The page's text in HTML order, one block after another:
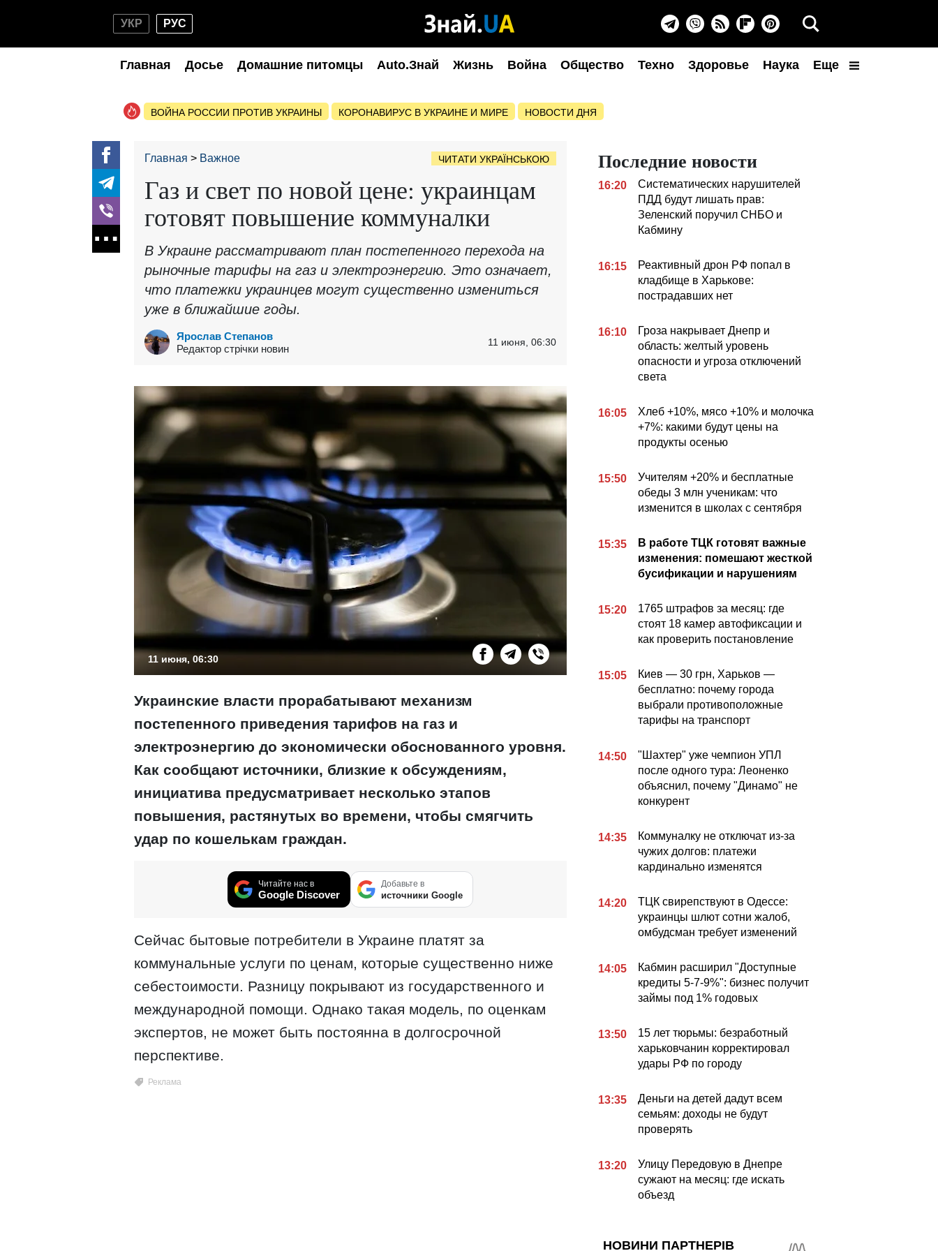
УКР РУС
Главная Досье Домашние питомцы Auto.Знай Жизнь Война Общество Техно Здоровье Наука Еще
ВОЙНА РОССИИ ПРОТИВ УКРАИНЫ КОРОНАВИРУС В УКРАИНЕ И МИРЕ НОВОСТИ ДНЯ
Главная Важное ЧИТАТИ УКРАЇНСЬКОЮ
Газ и свет по новой цене: украинцам
готовят повышение коммуналки
В Украине рассматривают план постепенного перехода на
рыночные тарифы на газ и электроэнергию. Это означает,
что платежки украинцев могут существенно измениться
уже в ближайшие годы.
Ярослав Степанов
Редактор стрічки новин
11 июня, 06:30
11 июня, 06:30
Украинские власти прорабатывают механизм
постепенного приведения тарифов на газ и
электроэнергию до экономически обоснованного уровня.
Как сообщают источники, близкие к обсуждениям,
инициатива предусматривает несколько этапов
повышения, растянутых во времени, чтобы смягчить
удар по кошелькам граждан.
Читайте нас в
Google Discover
Добавьте в
источники Google
Сейчас бытовые потребители в Украине платят за
коммунальные услуги по ценам, которые существенно ниже
себестоимости. Разницу покрывают из государственного и
международной помощи. Однако такая модель, по оценкам
экспертов, не может быть постоянна в долгосрочной
перспективе.
Последние новости
16:20
Систематических нарушителей
ПДД будут лишать прав:
Зеленский поручил СНБО и
Кабмину
16:15
Реактивный дрон РФ попал в
кладбище в Харькове:
пострадавших нет
16:10
Гроза накрывает Днепр и
область: желтый уровень
опасности и угроза отключений
света
16:05
Хлеб +10%, мясо +10% и молочка
+7%: какими будут цены на
продукты осенью
15:50
Учителям +20% и бесплатные
обеды 3 млн ученикам: что
изменится в школах с сентября
15:35
В работе ТЦК готовят важные
изменения: помешают жесткой
бусификации и нарушениям
15:20
1765 штрафов за месяц: где
стоят 18 камер автофиксации и
как проверить постановление
15:05
Киев — 30 грн, Харьков —
бесплатно: почему города
выбрали противоположные
тарифы на транспорт
14:50
"Шахтер" уже чемпион УПЛ
после одного тура: Леоненко
объяснил, почему "Динамо" не
конкурент
14:35
Коммуналку не отключат из-за
чужих долгов: платежи
кардинально изменятся
14:20
ТЦК свирепствуют в Одессе:
украинцы шлют сотни жалоб,
омбудсман требует изменений
14:05
Кабмин расширил "Доступные
кредиты 5-7-9%": бизнес получит
займы под 1% годовых
13:50
15 лет тюрьмы: безработный
харьковчанин корректировал
удары РФ по городу
13:35
Деньги на детей дадут всем
семьям: доходы не будут
проверять
13:20
Улицу Передовую в Днепре
сужают на месяц: где искать
объезд
НОВИНИ ПАРТНЕРІВ